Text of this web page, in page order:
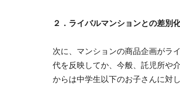
２．ライバルマンションとの差別
次に、マンションの商品企画がラ
代を反映してか、今般、託児所や
からは中学生以下のお子さんに対